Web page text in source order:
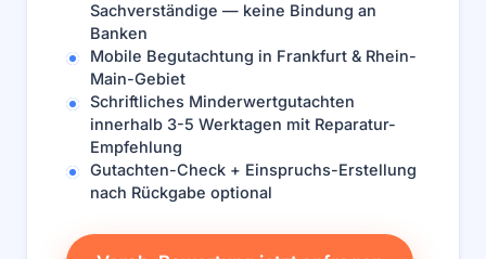
Sachverständige — keine Bindung an
Banken
Mobile Begutachtung in Frankfurt & Rhein-
Main-Gebiet
Schriftliches Minderwertgutachten
innerhalb 3-5 Werktagen mit Reparatur-
Empfehlung
Gutachten-Check + Einspruchs-Erstellung
nach Rückgabe optional